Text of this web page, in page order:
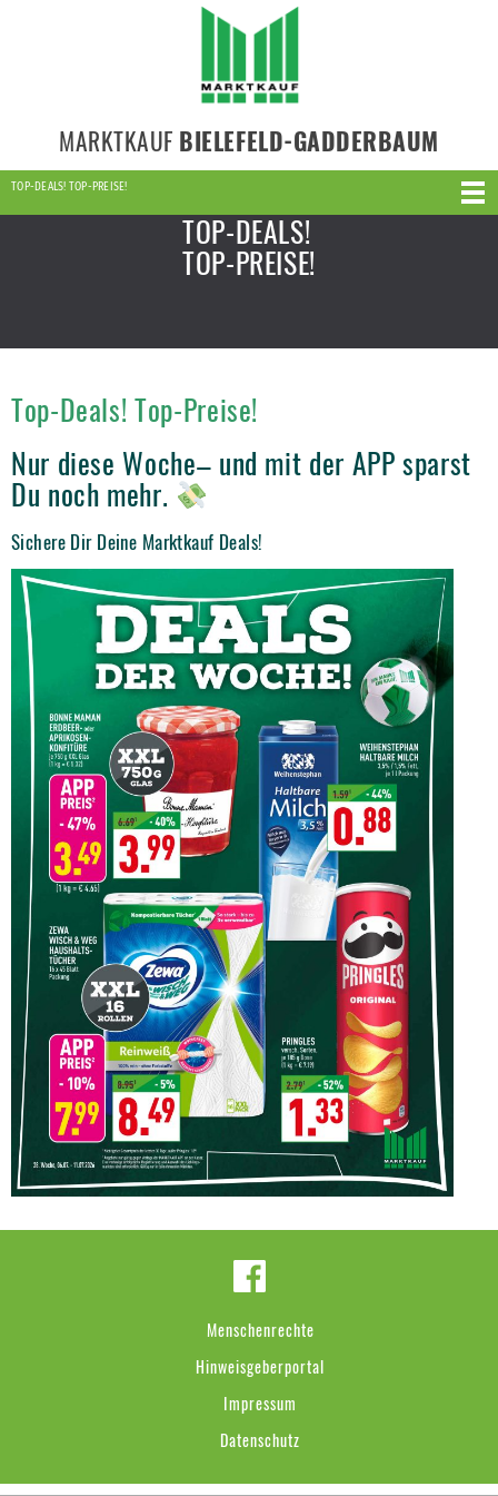
MARKTKAUF BIELEFELD-GADDERBAUM
TOP-DEALS! TOP-PREISE!
TOP-DEALS!
TOP-PREISE!
Top-Deals! Top-Preise!
Nur diese Woche– und mit der APP sparst
Du noch mehr.
Sichere Dir Deine Marktkauf Deals!
Menschenrechte
Hinweisgeberportal
Impressum
Datenschutz